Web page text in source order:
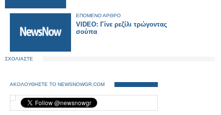
ΕΠΟΜΕΝΟ ΑΡΘΡΟ
VIDEO: Γίνε ρεζίλι τρώγοντας
σούπα
ΣΧΟΛΙΑΣΤΕ
ΑΚΟΛΟΥΘΗΣΤΕ ΤΟ NEWSNOWGR.COM